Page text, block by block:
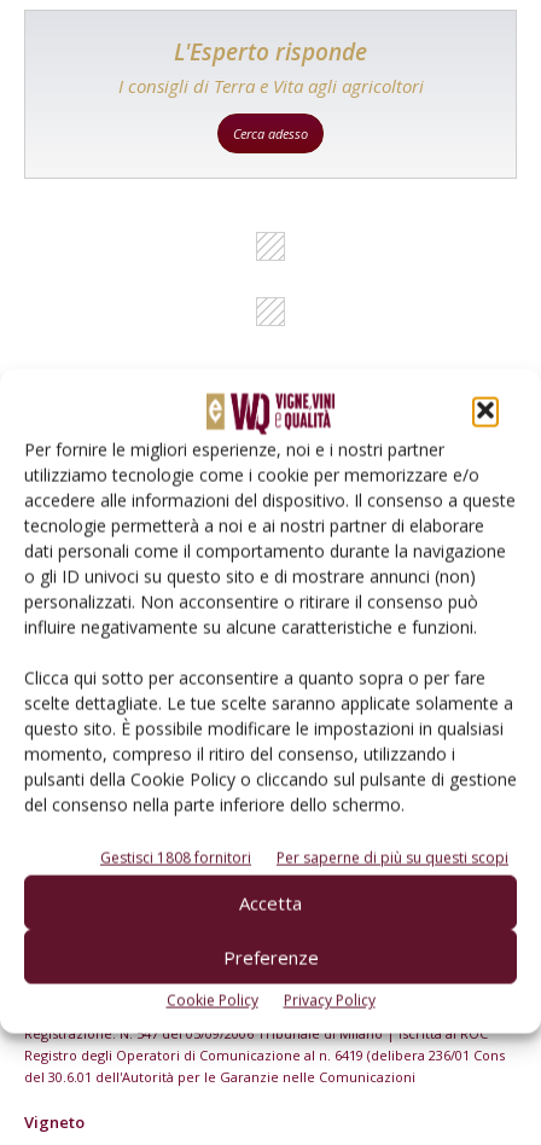
Per fornire le migliori esperienze, noi e i nostri partner
utilizziamo tecnologie come i cookie per memorizzare e/o
accedere alle informazioni del dispositivo. Il consenso a queste
tecnologie permetterà a noi e ai nostri partner di elaborare
dati personali come il comportamento durante la navigazione
o gli ID univoci su questo sito e di mostrare annunci (non)
personalizzati. Non acconsentire o ritirare il consenso può
influire negativamente su alcune caratteristiche e funzioni.
Clicca qui sotto per acconsentire a quanto sopra o per fare
scelte dettagliate. Le tue scelte saranno applicate solamente a
questo sito. È possibile modificare le impostazioni in qualsiasi
momento, compreso il ritiro del consenso, utilizzando i
pulsanti della Cookie Policy o cliccando sul pulsante di gestione
del consenso nella parte inferiore dello schermo.
Gestisci 1808 fornitori Per saperne di più su questi scopi
Accetta
Preferenze
Cookie Policy Privacy Policy
L'Esperto risponde
I consigli di Terra e Vita agli agricoltori
Cerca adesso
Rimani aggiornato sul mondo
dell’agricoltura
Iscriviti alle nostre newsletter
© Tecniche Nuove Spa. Tutti i diritti riservati. Sede legale Via Eritrea 21 -
20157 Milano | Codice fiscale, Partita IVA e Iscrizione al Registro delle
imprese di Milano: 00753480151
Registrazione: N. 547 del 05/09/2006 Tribunale di Milano | Iscritta al ROC
Registro degli Operatori di Comunicazione al n. 6419 (delibera 236/01 Cons
del 30.6.01 dell'Autorità per le Garanzie nelle Comunicazioni
Vigneto